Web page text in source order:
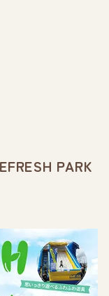
PARK